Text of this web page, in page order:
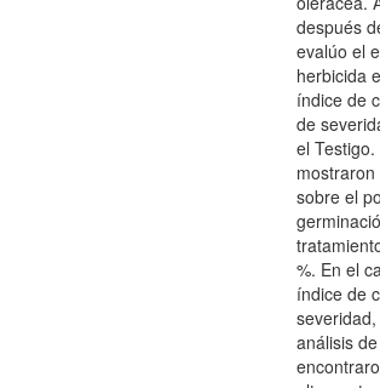
después
evalúo el
herbicida
índice de
de
el
sobre el
%. En el
índice de
análisis